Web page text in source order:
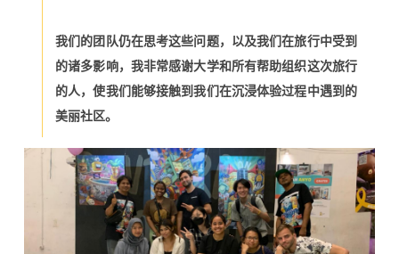
我们的团队仍在思考这些问题，以及我们在旅行中受到
的诸多影响，我非常感谢大学和所有帮助组织这次旅行
的人，使我们能够接触到我们在沉浸体验过程中遇到的
美丽社区。